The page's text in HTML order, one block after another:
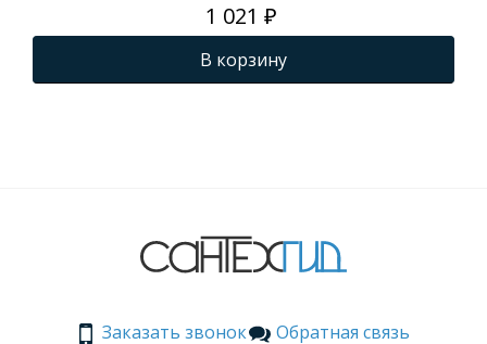
1 021 ₽
В корзину
Заказать звонок Обратная связь